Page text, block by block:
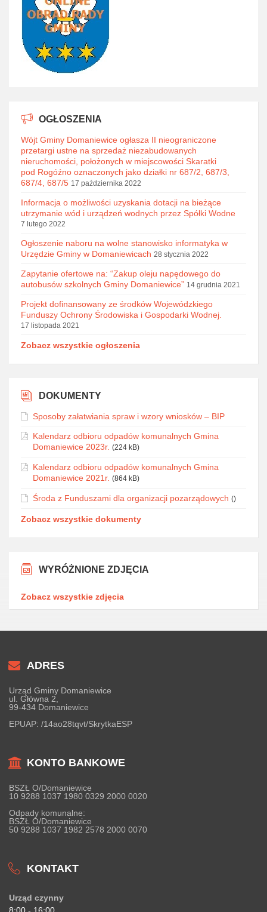
OGŁOSZENIA
Wójt Gminy Domaniewice ogłasza II nieograniczone
przetargi ustne na sprzedaż niezabudowanych
nieruchomości, położonych w miejscowości Skaratki
pod Rogóźno oznaczonych jako działki nr 687/2, 687/3,
687/4, 687/5 17 października 2022
Informacja o możliwości uzyskania dotacji na bieżące
utrzymanie wód i urządzeń wodnych przez Spółki Wodne
7 lutego 2022
Ogłoszenie naboru na wolne stanowisko informatyka w
Urzędzie Gminy w Domaniewicach 28 stycznia 2022
Zapytanie ofertowe na: “Zakup oleju napędowego do
autobusów szkolnych Gminy Domaniewice” 14 grudnia 2021
Projekt dofinansowany ze środków Wojewódzkiego
Funduszy Ochrony Środowiska i Gospodarki Wodnej.
17 listopada 2021
Zobacz wszystkie ogłoszenia
DOKUMENTY
Sposoby załatwiania spraw i wzory wniosków – BIP
Kalendarz odbioru odpadów komunalnych Gmina
Domaniewice 2023r. (224 kB)
Kalendarz odbioru odpadów komunalnych Gmina
Domaniewice 2021r. (864 kB)
Środa z Funduszami dla organizacji pozarządowych ()
Zobacz wszystkie dokumenty
WYRÓŻNIONE ZDJĘCIA
Zobacz wszystkie zdjęcia
ADRES
Urząd Gminy Domaniewice
ul. Główna 2,
99-434 Domaniewice
EPUAP: /14ao28tqvt/SkrytkaESP
KONTO BANKOWE
BSZŁ O/Domaniewice
10 9288 1037 1980 0329 2000 0020
Odpady komunalne:
BSZŁ O/Domaniewice
50 9288 1037 1982 2578 2000 0070
KONTAKT
Urząd czynny